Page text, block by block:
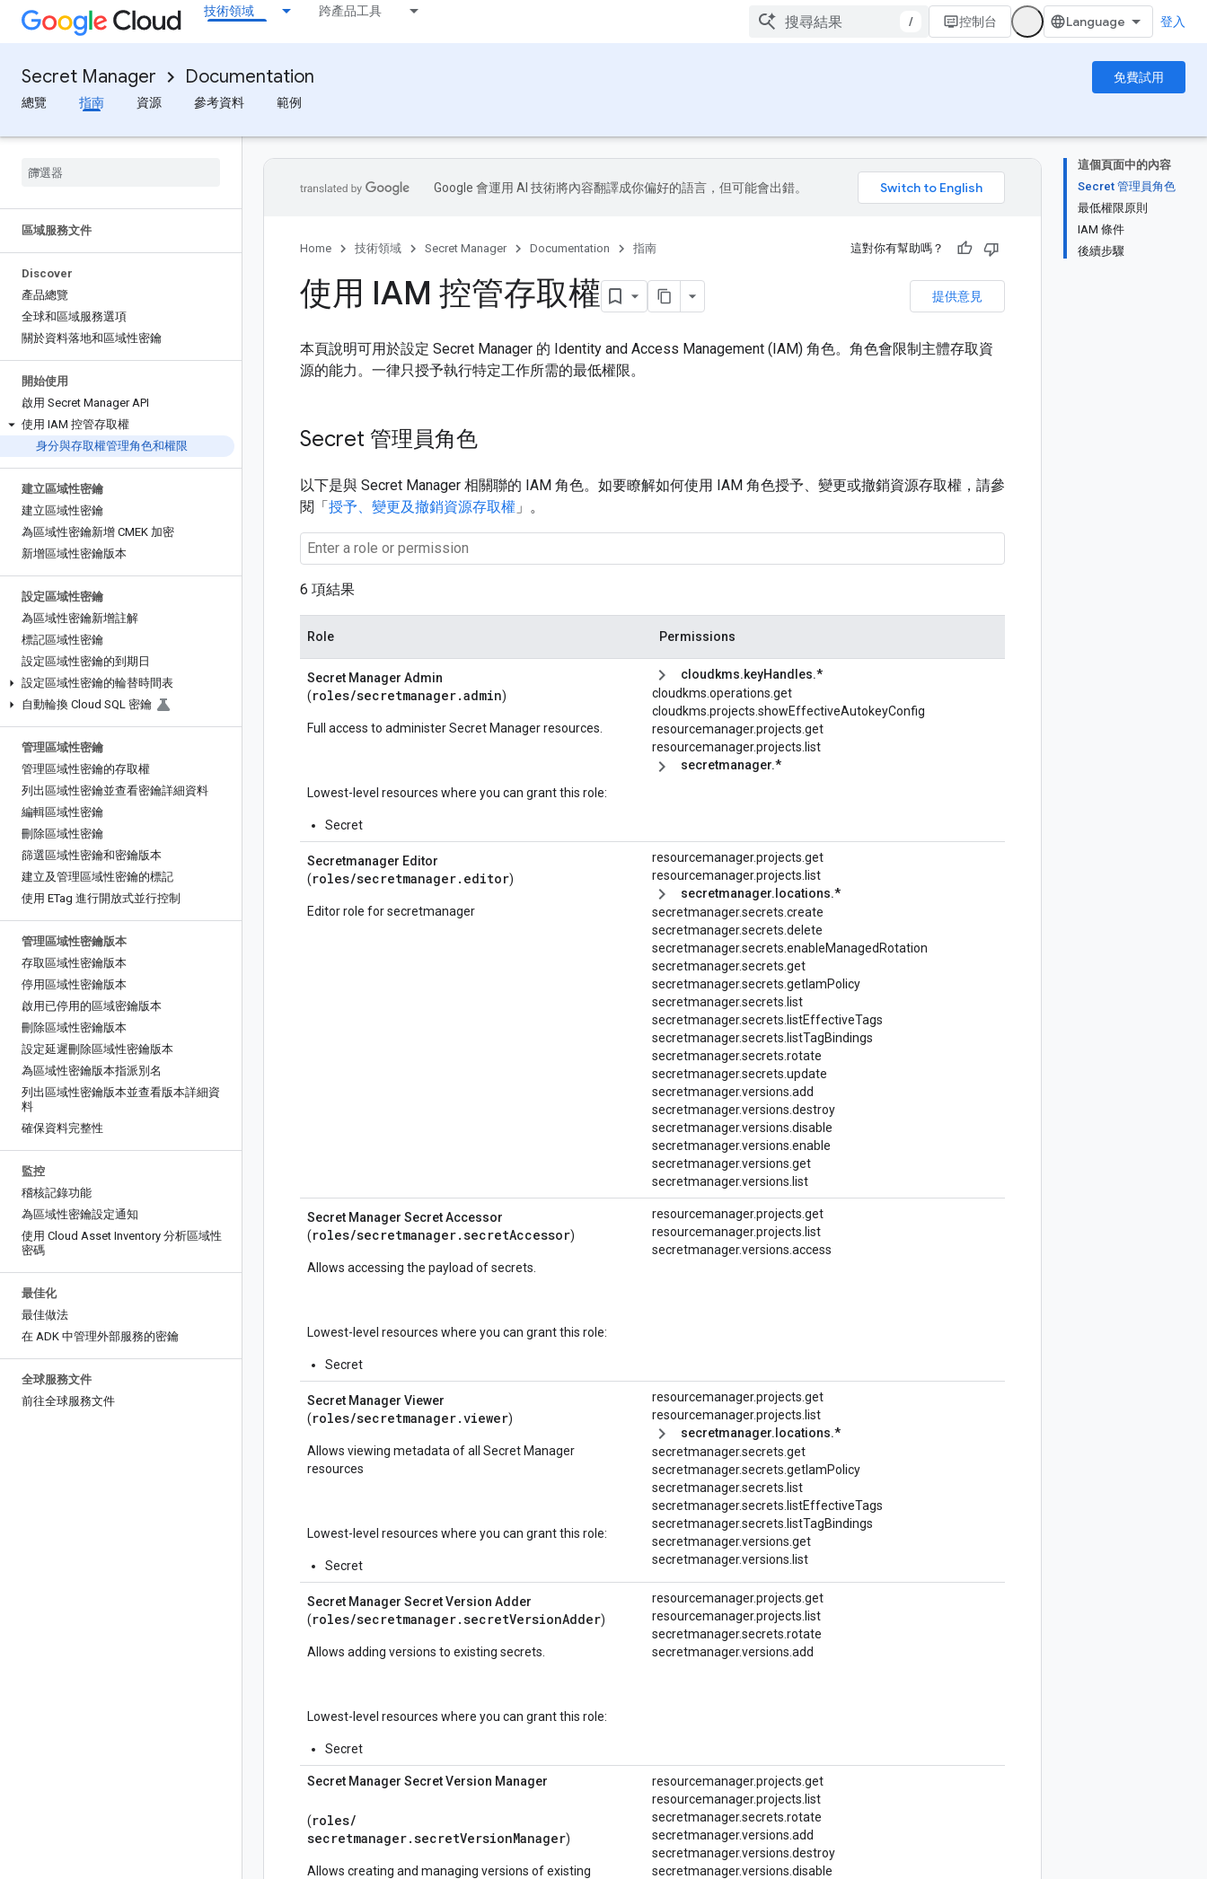
技術領域 跨產品工具
/ 控制台 登入
Secret Manager Documentation
免費試用
總覽
指南 資源 參考資料 範例
區域服務文件
Discover
產品總覽
全球和區域服務選項
關於資料落地和區域性密鑰
開始使用
啟用 Secret Manager API
使用 IAM 控管存取權
身分與存取權管理角色和權限
建立區域性密鑰
建立區域性密鑰
為區域性密鑰新增 CMEK 加密
新增區域性密鑰版本
設定區域性密鑰
為區域性密鑰新增註解
標記區域性密鑰
設定區域性密鑰的到期日
設定區域性密鑰的輪替時間表
自動輪換 Cloud SQL 密鑰
管理區域性密鑰
管理區域性密鑰的存取權
列出區域性密鑰並查看密鑰詳細資料
編輯區域性密鑰
刪除區域性密鑰
篩選區域性密鑰和密鑰版本
建立及管理區域性密鑰的標記
使用 ETag 進行開放式並行控制
管理區域性密鑰版本
存取區域性密鑰版本
停用區域性密鑰版本
啟用已停用的區域密鑰版本
刪除區域性密鑰版本
設定延遲刪除區域性密鑰版本
為區域性密鑰版本指派別名
列出區域性密鑰版本並查看版本詳細資
料
確保資料完整性
監控
稽核記錄功能
為區域性密鑰設定通知
使用 Cloud Asset Inventory 分析區域性
密碼
最佳化
最佳做法
在 ADK 中管理外部服務的密鑰
全球服務文件
前往全球服務文件
這個頁面中的內容
Secret 管理員角色
最低權限原則
IAM 條件
後續步驟
Google 會運用 AI 技術將內容翻譯成你偏好的語言，但可能會出錯。
Home 技術領域 Secret Manager Documentation 指南 這對你有幫助嗎？
提供意見
使用 IAM 控管存取權
本頁說明可用於設定 Secret Manager 的 Identity and Access Management (IAM) 角色。角色會限制主體存取資
源的能力。一律只授予執行特定工作所需的最低權限。
Secret 管理員角色
以下是與 Secret Manager 相關聯的 IAM 角色。如要瞭解如何使用 IAM 角色授予、變更或撤銷資源存取權，請參
閱「授予、變更及撤銷資源存取權 」。
6 項結果
Role Permissions
Secret Manager Admin
(roles/secretmanager.admin)
Full access to administer Secret Manager resources.
Lowest-level resources where you can grant this role:
Secret
cloudkms.keyHandles.*
cloudkms.operations.get
cloudkms.projects.showEffectiveAutokeyConfig
resourcemanager.projects.get
resourcemanager.projects.list
secretmanager.*
Secretmanager Editor
(roles/secretmanager.editor)
Editor role for secretmanager
resourcemanager.projects.get
resourcemanager.projects.list
secretmanager.locations.*
secretmanager.secrets.create
secretmanager.secrets.delete
secretmanager.secrets.enableManagedRotation
secretmanager.secrets.get
secretmanager.secrets.getIamPolicy
secretmanager.secrets.list
secretmanager.secrets. listEffectiveTags
secretmanager.secrets. listTagBindings
secretmanager.secrets.rotate
secretmanager.secrets.update
secretmanager.versions.add
secretmanager.versions.destroy
secretmanager.versions.disable
secretmanager.versions.enable
secretmanager.versions.get
secretmanager.versions.list
Secret Manager Secret Accessor
(roles/secretmanager.secretAccessor)
Allows accessing the payload of secrets.
Lowest-level resources where you can grant this role:
Secret
resourcemanager.projects.get
resourcemanager.projects.list
secretmanager.versions.access
Secret Manager Viewer
(roles/secretmanager.viewer)
Allows viewing metadata of all Secret Manager
resources
Lowest-level resources where you can grant this role:
Secret
resourcemanager.projects.get
resourcemanager.projects.list
secretmanager.locations.*
secretmanager.secrets.get
secretmanager.secrets.getIamPolicy
secretmanager.secrets.list
secretmanager.secrets. listEffectiveTags
secretmanager.secrets. listTagBindings
secretmanager.versions.get
secretmanager.versions.list
Secret Manager Secret Version Adder
(roles/secretmanager.secretVersionAdder)
Allows adding versions to existing secrets.
Lowest-level resources where you can grant this role:
Secret
resourcemanager.projects.get
resourcemanager.projects.list
secretmanager.secrets.rotate
secretmanager.versions.add
Secret Manager Secret Version Manager
(roles/
secretmanager.secretVersionManager)
Allows creating and managing versions of existing
resourcemanager.projects.get
resourcemanager.projects.list
secretmanager.secrets.rotate
secretmanager.versions.add
secretmanager.versions.destroy
secretmanager.versions.disable